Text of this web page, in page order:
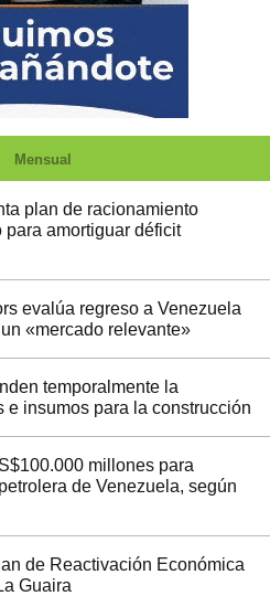
Mensual
plan de racionamiento
amortiguar déficit
evalúa regreso a Venezuela
«mercado relevante»
temporalmente la
e insumos para la construcción
millones para
de Venezuela, según
de Reactivación Económica
Guaira